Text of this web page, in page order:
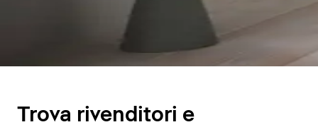
Trova rivenditori e